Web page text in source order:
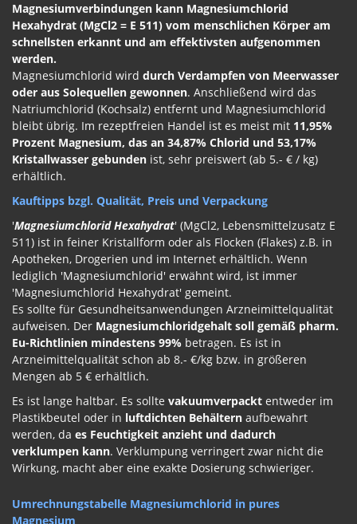
Magnesiumverbindungen kann Magnesiumchlorid
Hexahydrat (MgCl2 = E 511) vom menschlichen Körper am
schnellsten erkannt und am effektivsten aufgenommen
werden.
Magnesiumchlorid wird durch Verdampfen von Meerwasser
oder aus Solequellen gewonnen. Anschließend wird das
Natriumchlorid (Kochsalz) entfernt und Magnesiumchlorid
bleibt übrig. Im rezeptfreien Handel ist es meist mit 11,95%
Prozent Magnesium, das an 34,87% Chlorid und 53,17%
Kristallwasser gebunden ist, sehr preiswert (ab 5.- € / kg)
erhältlich.
Kauftipps bzgl. Qualität, Preis und Verpackung
'Magnesiumchlorid Hexahydrat' (MgCl2, Lebensmittelzusatz E
511) ist in feiner Kristallform oder als Flocken (Flakes) z.B. in
Apotheken, Drogerien und im Internet erhältlich. Wenn
lediglich 'Magnesiumchlorid' erwähnt wird, ist immer
'Magnesiumchlorid Hexahydrat' gemeint.
Es sollte für Gesundheitsanwendungen Arzneimittelqualität
aufweisen. Der Magnesiumchloridgehalt soll gemäß pharm.
Eu-Richtlinien mindestens 99% betragen. Es ist in
Arzneimittelqualität schon ab 8.- €/kg bzw. in größeren
Mengen ab 5 € erhältlich.
Es ist lange haltbar. Es sollte vakuumverpackt entweder im
Plastikbeutel oder in luftdichten Behältern aufbewahrt
werden, da es Feuchtigkeit anzieht und dadurch
verklumpen kann. Verklumpung verringert zwar nicht die
Wirkung, macht aber eine exakte Dosierung schwieriger.
Umrechnungstabelle Magnesiumchlorid in pures
Magnesium